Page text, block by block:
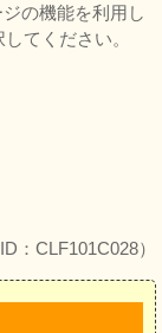
の機能を利用し
てください。
ID：CLF101C028）